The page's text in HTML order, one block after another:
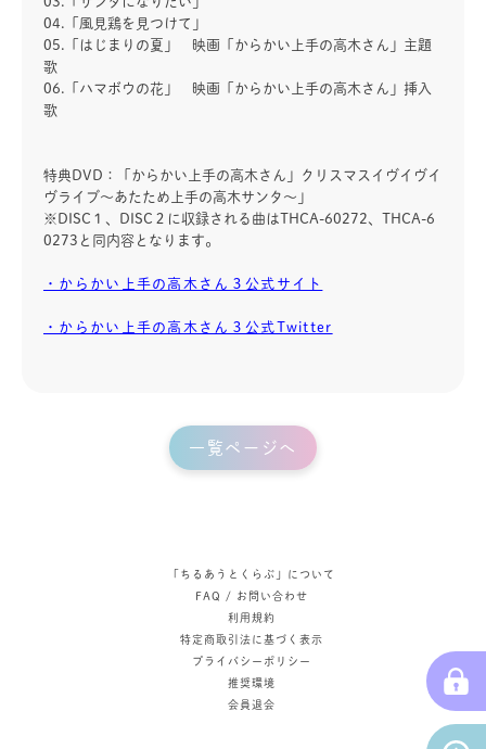
04.「風見鶏を見つけて」
05.「はじまりの夏」 映画「からかい上手の高木さん」主題
歌
06.「ハマボウの花」 映画「からかい上手の高木さん」挿入
歌
特典DVD：「からかい上手の高木さん」クリスマスイヴイヴイ
ヴライブ～あたため上手の高木サンタ～」
※DISC１、DISC２に収録される曲はTHCA-60272、THCA-6
0273と同内容となります。
・からかい上手の高木さん３公式サイト
・からかい上手の高木さん３公式Twitter
一覧ページへ
「ちるあうとくらぶ」について
FAQ / お問い合わせ
利用規約
特定商取引法に基づく表示
プライバシーポリシー
推奨環境
会員退会